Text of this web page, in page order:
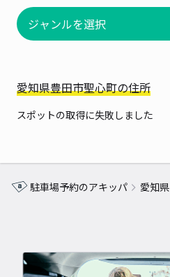
愛知県豊田市聖心町の住所
スポットの取得に失敗しました
駐車場予約のアキッパ 愛知県